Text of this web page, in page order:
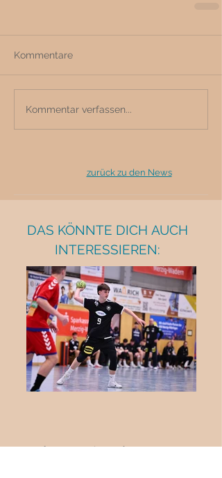
Kommentare
Kommentar verfassen...
zurück zu den News
DAS KÖNNTE DICH AUCH
INTERESSIEREN:
Internationaler